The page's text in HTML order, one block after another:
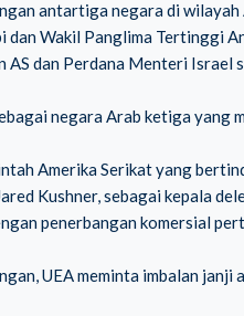
antartiga negara di
Wakil Panglima Tertinggi
dan Perdana Menteri Israel
negara Arab ketiga yang
Amerika Serikat yang
Kushner, sebagai kepala
penerbangan komersial
UEA meminta imbalan